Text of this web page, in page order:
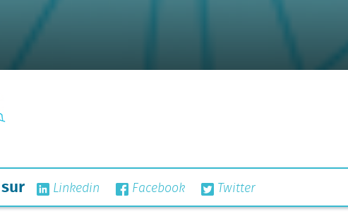
Linkedin Facebook Twitter